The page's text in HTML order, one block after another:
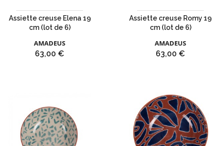
Assiette creuse Elena 19
cm (lot de 6)
AMADEUS
Prix
63,00 €
Assiette creuse Romy 19
cm (lot de 6)
AMADEUS
Prix
63,00 €